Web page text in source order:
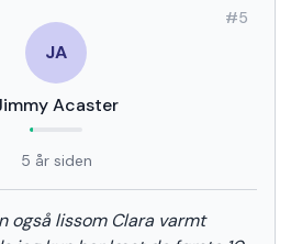
#5
JA
Acaster
5 år siden
også lissom Clara varmt